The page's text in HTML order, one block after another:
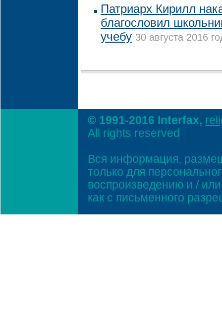
Патриарх Кирилл
благословил
учебу 30 августа 2016
© 1991-2016 Interfax,
All rights reserved
Вся информация,
только для
воспроизведению и /
как с письменного